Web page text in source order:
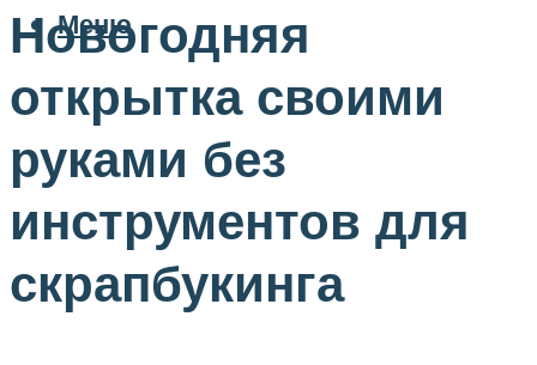
Меню
Новогодняя
открытка своими
руками без
инструментов для
скрапбукинга